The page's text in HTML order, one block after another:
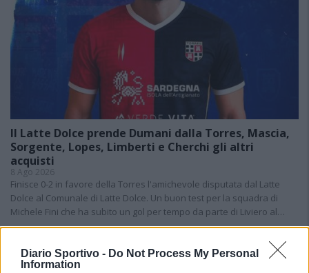
Diario Sportivo - Do Not Process My Personal
Information
Il Latte Dolce prende Dumani dalla Torres, Mascia,
Sorgente, Lopes, Limberti e Cherchi gli altri
acquisti
8 Ago 2026
Finisce 0-2 in favore della Torres l'amichevole disputata dal Latte
Dolce al Comunale di Latte Dolce. Un buon test per la squadra di
Michele Fini che ha subito un gol per tempo da parte di Liviero al…
Il Monastir riparte dai pilastri Masia, Pinna e
Aloia, il primo acquisto è Loru